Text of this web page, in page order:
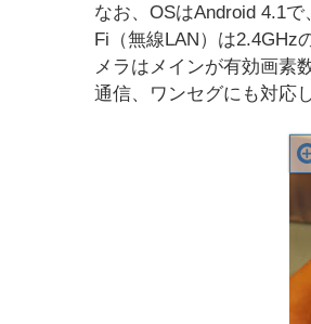
なお、OSはAndroid 4.1
Fi（無線LAN）は2.4GHz
メラはメインが有効画素
通信、ワンセグにも対応